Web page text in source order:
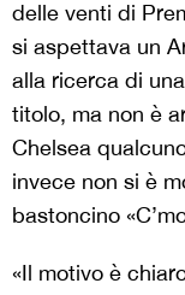
delle venti di
si aspettava un
alla ricerca di
titolo, ma non è
Chelsea
invece non si è
bastoncino
«Il motivo è